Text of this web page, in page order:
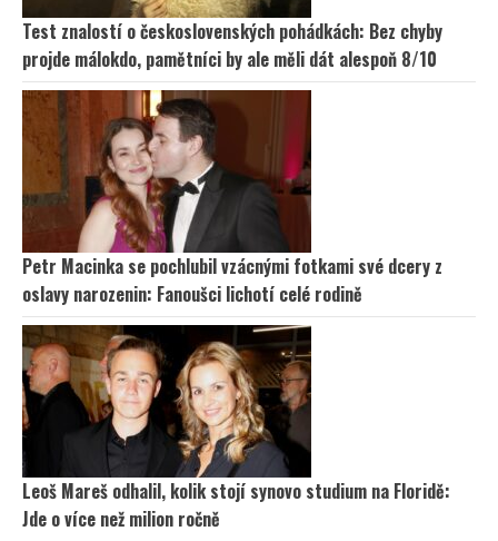
Test znalostí o československých pohádkách: Bez chyby
projde málokdo, pamětníci by ale měli dát alespoň 8/10
Petr Macinka se pochlubil vzácnými fotkami své dcery z
oslavy narozenin: Fanoušci lichotí celé rodině
Leoš Mareš odhalil, kolik stojí synovo studium na Floridě:
Jde o více než milion ročně